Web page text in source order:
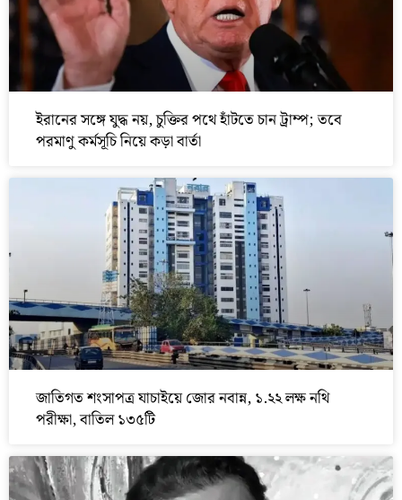
ইরানের সঙ্গে যুদ্ধ নয়, চুক্তির পথে হাঁটতে চান ট্রাম্প; তবে
পরমাণু কর্মসূচি নিয়ে কড়া বার্তা
জাতিগত শংসাপত্র যাচাইয়ে জোর নবান্ন, ১.২২ লক্ষ নথি
পরীক্ষা, বাতিল ১৩৫টি